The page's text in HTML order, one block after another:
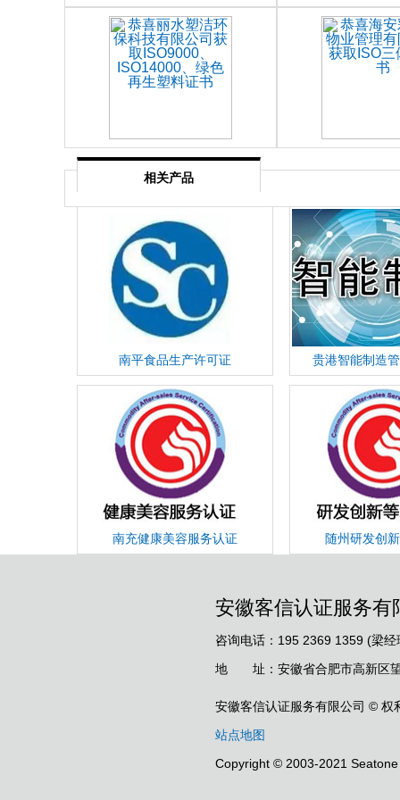
相关产品
南平食品生产许可证 贵港智能制造
南充健康美容服务认证 随州研发创
安徽客信认证服务有
咨询电话：195 2369 1359 (梁经
地 址：安徽省合肥市高新区望
安徽客信认证服务有限公司 © 权
站点地图
Copyright © 2003-2021